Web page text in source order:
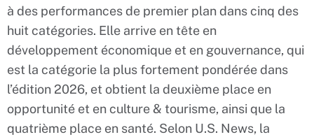
à des performances de premier plan dans cinq des
huit catégories. Elle arrive en tête en
développement économique et en gouvernance, qui
est la catégorie la plus fortement pondérée dans
l’édition 2026, et obtient la deuxième place en
opportunité et en culture & tourisme, ainsi que la
quatrième place en santé. Selon U.S. News, la